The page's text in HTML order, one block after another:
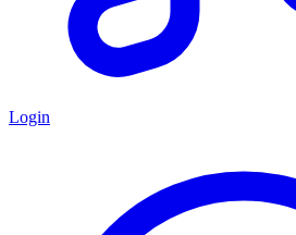
Login